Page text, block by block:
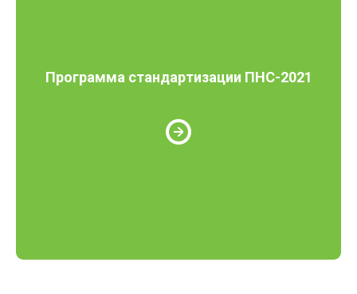
Программа стандартизации ПНС-2021